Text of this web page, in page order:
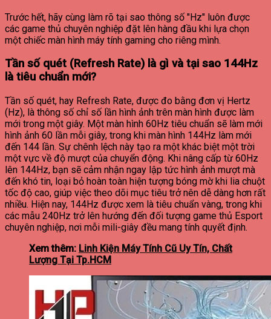
Trước hết, hãy cùng làm rõ tại sao thông số "Hz" luôn được
các game thủ chuyên nghiệp đặt lên hàng đầu khi lựa chọn
một chiếc màn hình máy tính gaming cho riêng mình.
Tần số quét (Refresh Rate) là gì và tại sao 144Hz
là tiêu chuẩn mới?
Tần số quét, hay Refresh Rate, được đo bằng đơn vị Hertz
(Hz), là thông số chỉ số lần hình ảnh trên màn hình được làm
mới trong một giây. Một màn hình 60Hz tiêu chuẩn sẽ làm mới
hình ảnh 60 lần mỗi giây, trong khi màn hình 144Hz làm mới
đến 144 lần. Sự chênh lệch này tạo ra một khác biệt một trời
một vực về độ mượt của chuyển động. Khi nâng cấp từ 60Hz
lên 144Hz, bạn sẽ cảm nhận ngay lập tức hình ảnh mượt mà
đến khó tin, loại bỏ hoàn toàn hiện tượng bóng mờ khi lia chuột
tốc độ cao, giúp việc theo dõi mục tiêu trở nên dễ dàng hơn rất
nhiều. Hiện nay, 144Hz được xem là tiêu chuẩn vàng, trong khi
các mẫu 240Hz trở lên hướng đến đối tượng game thủ Esport
chuyên nghiệp, nơi mỗi mili-giây đều mang tính quyết định.
Xem thêm: Linh Kiện Máy Tính Cũ Uy Tín, Chất
Lượng Tại Tp.HCM